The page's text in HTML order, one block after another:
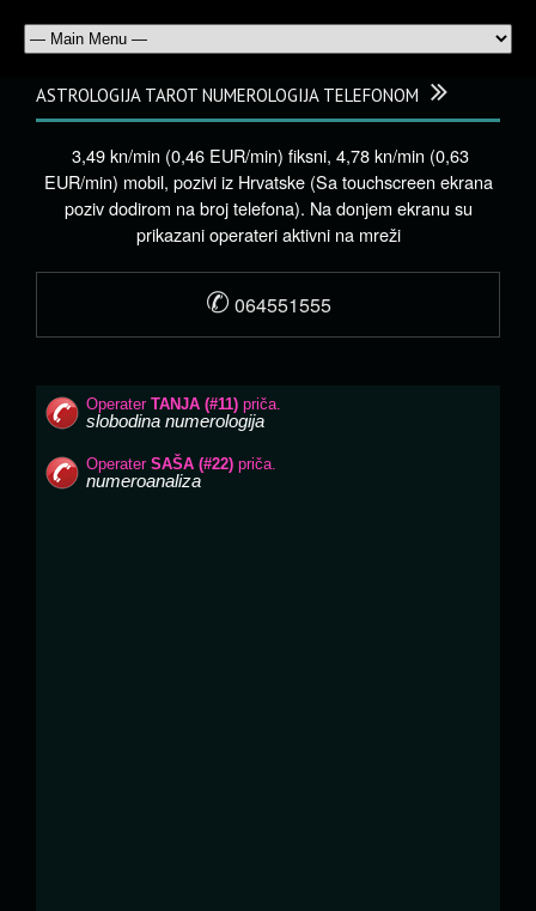
ASTROLOGIJA TAROT NUMEROLOGIJA TELEFONOM
3,49 kn/min (0,46 EUR/min) fiksni, 4,78 kn/min (0,63
EUR/min) mobil, pozivi iz Hrvatske (Sa touchscreen ekrana
poziv dodirom na broj telefona). Na donjem ekranu su
prikazani operateri aktivni na mreži
✆ 064551555